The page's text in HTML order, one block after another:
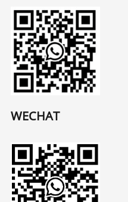
WECHAT